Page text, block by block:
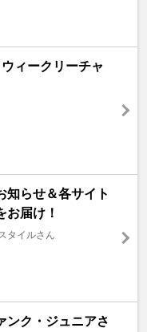
ィークリーチャ
知らせ＆各サイト
お届け！
タイルさん
ンク・ジュニアさ